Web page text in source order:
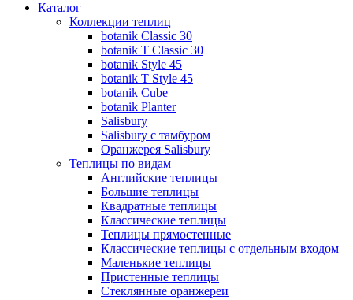
Каталог
Коллекции теплиц
botanik Classic 30
botanik T Classic 30
botanik Style 45
botanik Т Style 45
botanik Cube
botanik Planter
Salisbury
Salisbury с тамбуром
Оранжерея Salisbury
Теплицы по видам
Английские теплицы
Большие теплицы
Квадратные теплицы
Классические теплицы
Теплицы прямостенные
Классические теплицы с отдельным входом
Маленькие теплицы
Пристенные теплицы
Стеклянные оранжереи